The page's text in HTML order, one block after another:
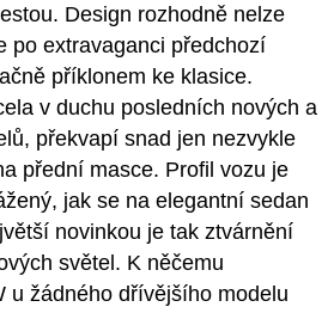
Design rozhodně nelze
po extravaganci předchozí
příklonem ke klasice.
v duchu posledních nových a
překvapí snad jen nezvykle
přední masce. Profil vozu je
jak se na elegantní sedan
novinkou je tak ztvárnění
světel. K něčemu
u žádného dřívějšího modelu